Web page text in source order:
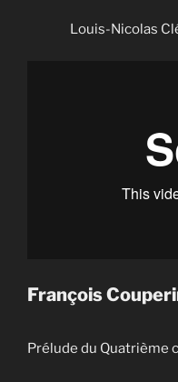
Louis-Nicolas
François
Prélude du Quatrième